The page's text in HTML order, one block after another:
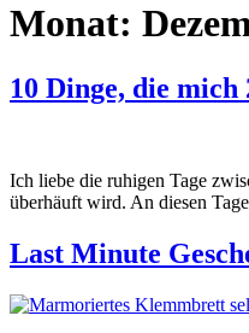
Monat:
10 Dinge, die
Ich liebe die ruhigen Tage
überhäuft wird. An diesen
Last Minute